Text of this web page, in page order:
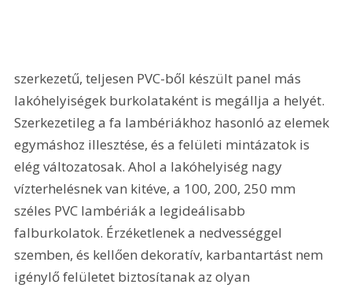
szerkezetű, teljesen PVC-ből készült panel más
lakóhelyiségek burkolataként is megállja a helyét.
Szerkezetileg a fa lambériákhoz hasonló az elemek
egymáshoz illesztése, és a felületi mintázatok is
elég változatosak. Ahol a lakóhelyiség nagy
vízterhelésnek van kitéve, a 100, 200, 250 mm
széles PVC lambériák a legideálisabb
falburkolatok. Érzéketlenek a nedvességgel
szemben, és kellően dekoratív, karbantartást nem
igénylő felületet biztosítanak az olyan